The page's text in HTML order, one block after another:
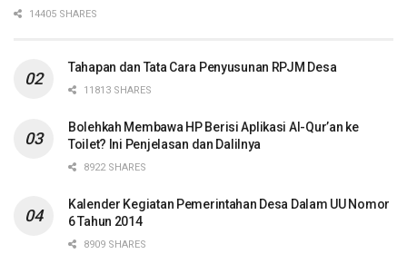
14405 SHARES
Tahapan dan Tata Cara Penyusunan RPJM Desa
11813 SHARES
Bolehkah Membawa HP Berisi Aplikasi Al-Qur’an ke
Toilet? Ini Penjelasan dan Dalilnya
8922 SHARES
Kalender Kegiatan Pemerintahan Desa Dalam UU Nomor
6 Tahun 2014
8909 SHARES